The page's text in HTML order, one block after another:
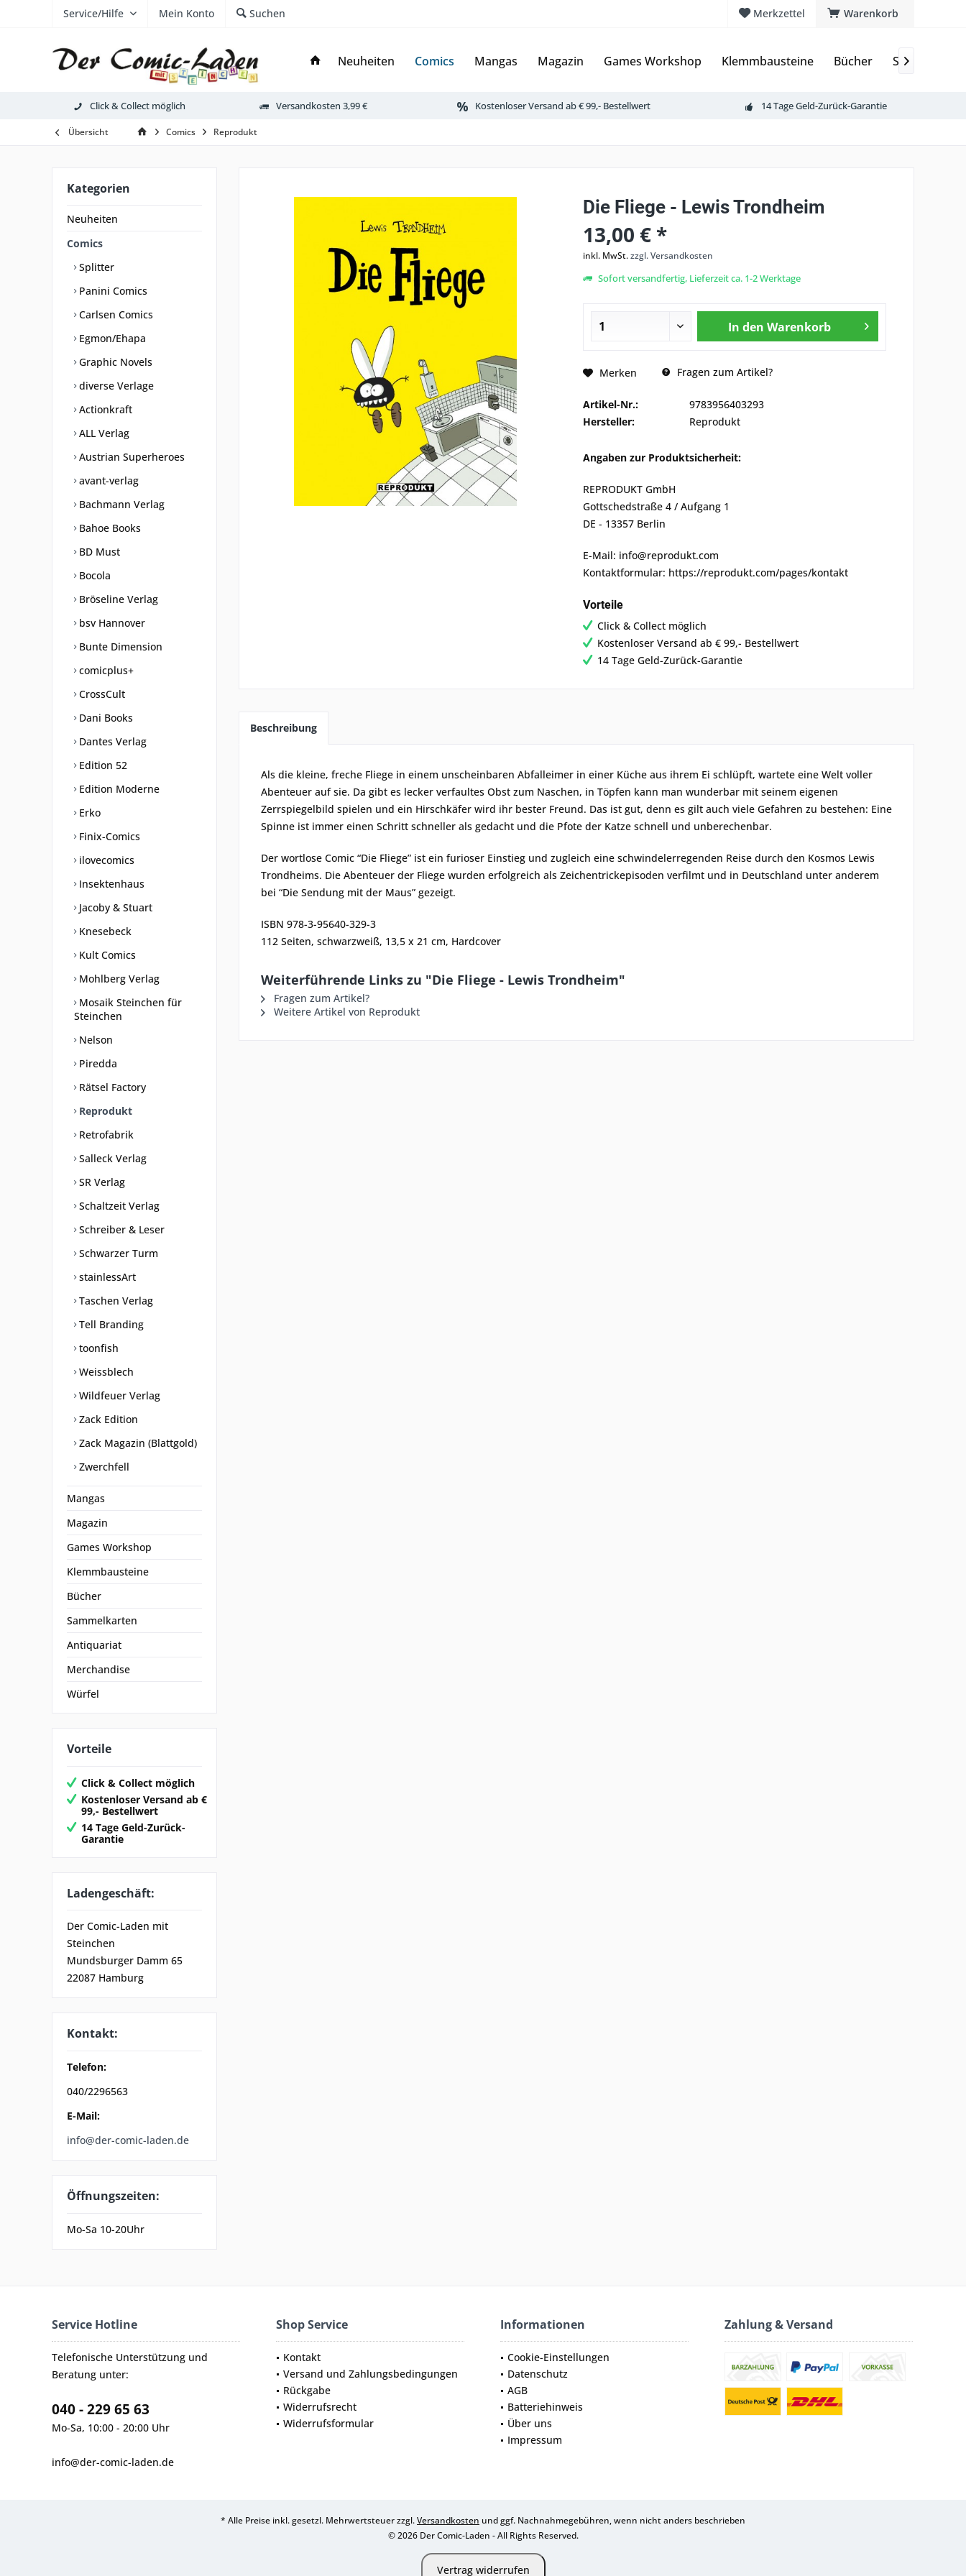
Warenkorb
Merkzettel
Service/Hilfe Mein Konto Suchen
Neuheiten Comics Mangas Magazin Games Workshop Klemmbausteine Bücher 
Click & Collect möglich Versandkosten 3,99 € Kostenloser Versand ab € 99,- Bestellwert 14 Tage Geld-Zurück-Garantie
Übersicht Comics Reprodukt
Kategorien
Neuheiten
Comics
Splitter
Panini Comics
Carlsen Comics
Egmon/Ehapa
Graphic Novels
diverse Verlage
Actionkraft
ALL Verlag
Austrian Superheroes
avant-verlag
Bachmann Verlag
Bahoe Books
BD Must
Bocola
Bröseline Verlag
bsv Hannover
Bunte Dimension
comicplus+
CrossCult
Dani Books
Dantes Verlag
Edition 52
Edition Moderne
Erko
Finix-Comics
ilovecomics
Insektenhaus
Jacoby & Stuart
Knesebeck
Kult Comics
Mohlberg Verlag
Mosaik Steinchen für
Steinchen
Nelson
Piredda
Rätsel Factory
Reprodukt
Retrofabrik
Salleck Verlag
SR Verlag
Schaltzeit Verlag
Schreiber & Leser
Schwarzer Turm
stainlessArt
Taschen Verlag
Tell Branding
toonfish
Weissblech
Wildfeuer Verlag
Zack Edition
Zack Magazin (Blattgold)
Zwerchfell
Mangas
Magazin
Games Workshop
Klemmbausteine
Bücher
Sammelkarten
Antiquariat
Merchandise
Würfel
Vorteile
Click & Collect möglich
Kostenloser Versand ab €
99,- Bestellwert
14 Tage Geld-Zurück-
Garantie
Ladengeschäft:
Der Comic-Laden mit
Steinchen
Mundsburger Damm 65
22087 Hamburg
Kontakt:
Telefon:
040/2296563
E-Mail:
info@der-comic-laden.de
Öffnungszeiten:
Mo-Sa 10-20Uhr
Die Fliege - Lewis Trondheim
13,00 € *
inkl. MwSt.zzgl. Versandkosten
Sofort versandfertig, Lieferzeit ca. 1-2 Werktage
In den Warenkorb
Merken Fragen zum Artikel?
Artikel-Nr.:
9783956403293
Hersteller:
Reprodukt
Angaben zur Produktsicherheit:
REPRODUKT GmbH
Gottschedstraße 4 / Aufgang 1
DE - 13357 Berlin
E-Mail: info@reprodukt.com
Kontaktformular: https://reprodukt.com/pages/kontakt
Vorteile
Click & Collect möglich
Kostenloser Versand ab € 99,- Bestellwert
14 Tage Geld-Zurück-Garantie
Beschreibung
Als die kleine, freche Fliege in einem unscheinbaren Abfalleimer in einer Küche aus ihrem Ei schlüpft, wartete eine Welt voller
Abenteuer auf sie. Da gibt es lecker verfaultes Obst zum Naschen, in Töpfen kann man wunderbar mit seinem eigenen
Zerrspiegelbild spielen und ein Hirschkäfer wird ihr bester Freund. Das ist gut, denn es gilt auch viele Gefahren zu bestehen: Eine
Spinne ist immer einen Schritt schneller als gedacht und die Pfote der Katze schnell und unberechenbar.
Der wortlose Comic “Die Fliege” ist ein furioser Einstieg und zugleich eine schwindelerregenden Reise durch den Kosmos Lewis
Trondheims. Die Abenteuer der Fliege wurden erfolgreich als Zeichentrickepisoden verfilmt und in Deutschland unter anderem
bei “Die Sendung mit der Maus” gezeigt.
ISBN 978-3-95640-329-3
112 Seiten, schwarzweiß, 13,5 x 21 cm, Hardcover
Weiterführende Links zu "Die Fliege - Lewis Trondheim"
Fragen zum Artikel?
Weitere Artikel von Reprodukt
Service Hotline
Telefonische Unterstützung und
Beratung unter:
040 - 229 65 63
Mo-Sa, 10:00 - 20:00 Uhr
info@der-comic-laden.de
Shop Service
Kontakt
Versand und Zahlungsbedingungen
Rückgabe
Widerrufsrecht
Widerrufsformular
Informationen
Cookie-Einstellungen
Datenschutz
AGB
Batteriehinweis
Über uns
Impressum
Zahlung & Versand
* Alle Preise inkl. gesetzl. Mehrwertsteuer zzgl.Versandkosten und ggf. Nachnahmegebühren, wenn nicht anders beschrieben
© 2026 Der Comic-Laden - All Rights Reserved.
Vertrag widerrufen